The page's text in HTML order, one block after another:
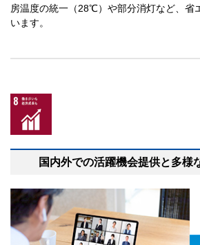
房温度の統一（28℃）や部分消灯など、省
います。
国内外での活躍機会提供と多様